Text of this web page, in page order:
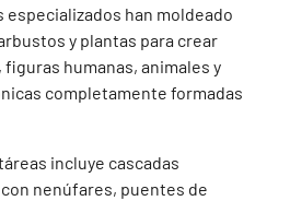
han moldeado
y plantas para crear
humanas, animales y
completamente formadas
incluye cascadas
nenúfares, puentes de